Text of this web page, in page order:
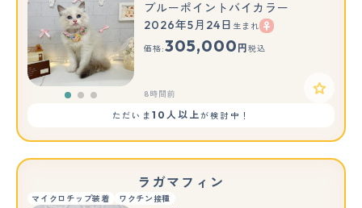
もっと見る
ブルーポイントバイカラー
2026年5月24日 生まれ
価格:305,000 円 税込
8時間前
ただいま 10人以上が検討中！
ラガマフィン
マイクロチップ装着 ワクチン接種